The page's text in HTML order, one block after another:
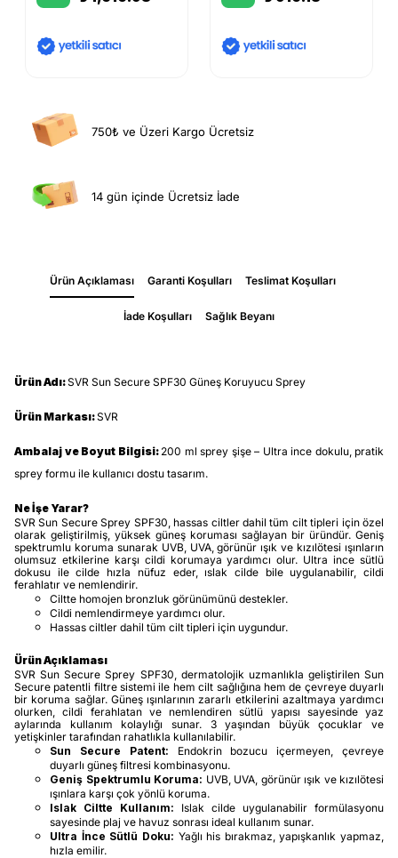
750₺ ve Üzeri Kargo Ücretsiz
14 gün içinde Ücretsiz İade
Ürün Açıklaması Garanti Koşulları Teslimat Koşulları
İade Koşulları Sağlık Beyanı
Ürün Adı:SVR Sun Secure SPF30 Güneş Koruyucu Sprey
Ürün Markası:SVR
Ambalaj ve Boyut Bilgisi: 200 ml sprey şişe – Ultra ince dokulu, pratik
sprey formu ile kullanıcı dostu tasarım.
Ne İşe Yarar?
SVR Sun Secure Sprey SPF30, hassas ciltler dahil tüm cilt tipleri için özel
olarak geliştirilmiş, yüksek güneş koruması sağlayan bir üründür. Geniş
spektrumlu koruma sunarak UVB, UVA, görünür ışık ve kızılötesi ışınların
olumsuz etkilerine karşı cildi korumaya yardımcı olur. Ultra ince sütlü
dokusu ile cilde hızla nüfuz eder, ıslak cilde bile uygulanabilir, cildi
ferahlatır ve nemlendirir.
Ciltte homojen bronzluk görünümünü destekler.
Cildi nemlendirmeye yardımcı olur.
Hassas ciltler dahil tüm cilt tipleri için uygundur.
Ürün Açıklaması
SVR Sun Secure Sprey SPF30, dermatolojik uzmanlıkla geliştirilen Sun
Secure patentli filtre sistemi ile hem cilt sağlığına hem de çevreye duyarlı
bir koruma sağlar. Güneş ışınlarının zararlı etkilerini azaltmaya yardımcı
olurken, cildi ferahlatan ve nemlendiren sütlü yapısı sayesinde yaz
aylarında kullanım kolaylığı sunar. 3 yaşından büyük çocuklar ve
yetişkinler tarafından rahatlıkla kullanılabilir.
Sun Secure Patent: Endokrin bozucu içermeyen, çevreye
duyarlı güneş filtresi kombinasyonu.
Geniş Spektrumlu Koruma: UVB, UVA, görünür ışık ve kızılötesi
ışınlara karşı çok yönlü koruma.
Islak Ciltte Kullanım: Islak cilde uygulanabilir formülasyonu
sayesinde plaj ve havuz sonrası ideal kullanım sunar.
Ultra İnce Sütlü Doku: Yağlı his bırakmaz, yapışkanlık yapmaz,
hızla emilir.